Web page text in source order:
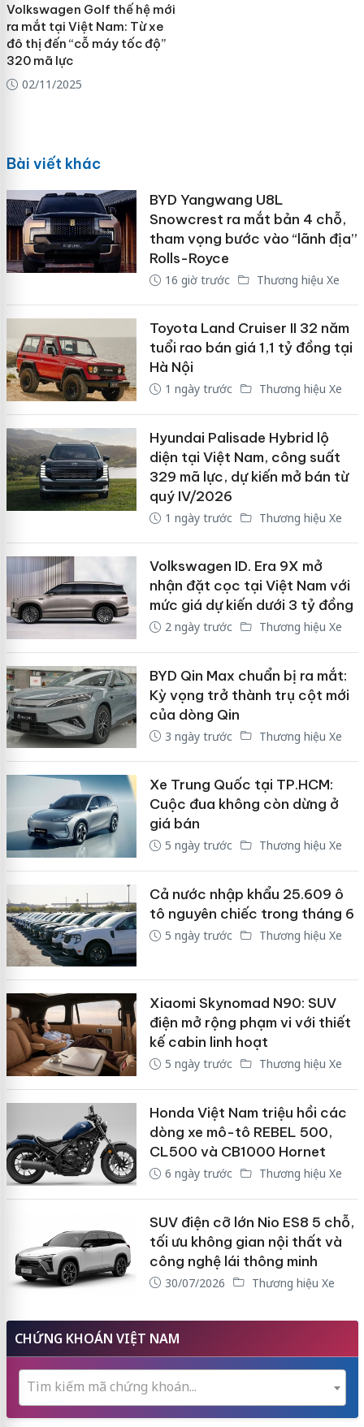
Volkswagen Golf thế hệ mới
ra mắt tại Việt Nam: Từ xe
đô thị đến “cỗ máy tốc độ”
320 mã lực
02/11/2025
Bài viết khác
BYD Yangwang U8L
Snowcrest ra mắt bản 4 chỗ,
tham vọng bước vào “lãnh địa”
Rolls-Royce
16 giờ trước Thương hiệu Xe
Toyota Land Cruiser II 32 năm
tuổi rao bán giá 1,1 tỷ đồng tại
Hà Nội
1 ngày trước Thương hiệu Xe
Hyundai Palisade Hybrid lộ
diện tại Việt Nam, công suất
329 mã lực, dự kiến mở bán từ
quý IV/2026
1 ngày trước Thương hiệu Xe
Volkswagen ID. Era 9X mở
nhận đặt cọc tại Việt Nam với
mức giá dự kiến dưới 3 tỷ đồng
2 ngày trước Thương hiệu Xe
BYD Qin Max chuẩn bị ra mắt:
Kỳ vọng trở thành trụ cột mới
của dòng Qin
3 ngày trước Thương hiệu Xe
Xe Trung Quốc tại TP.HCM:
Cuộc đua không còn dừng ở
giá bán
5 ngày trước Thương hiệu Xe
Cả nước nhập khẩu 25.609 ô
tô nguyên chiếc trong tháng 6
5 ngày trước Thương hiệu Xe
Xiaomi Skynomad N90: SUV
điện mở rộng phạm vi với thiết
kế cabin linh hoạt
5 ngày trước Thương hiệu Xe
Honda Việt Nam triệu hồi các
dòng xe mô-tô REBEL 500,
CL500 và CB1000 Hornet
6 ngày trước Thương hiệu Xe
SUV điện cỡ lớn Nio ES8 5 chỗ,
tối ưu không gian nội thất và
công nghệ lái thông minh
30/07/2026 Thương hiệu Xe
CHỨNG KHOÁN VIỆT NAM
Tìm kiếm mã chứng khoán...